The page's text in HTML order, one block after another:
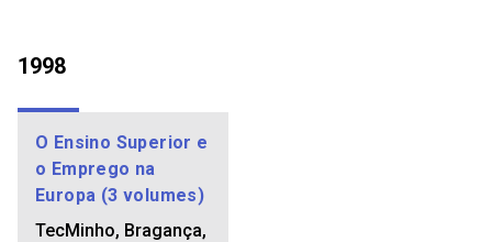
1998
O Ensino Superior e
o Emprego na
Europa (3 volumes)
TecMinho, Bragança,